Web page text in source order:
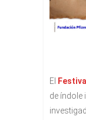
El
de índole